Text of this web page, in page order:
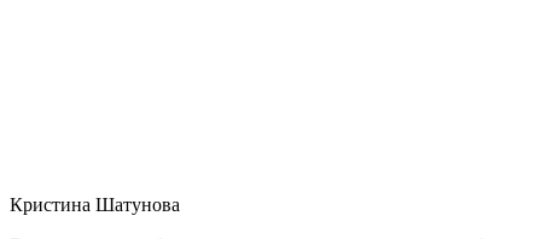
Кристина Шатунова